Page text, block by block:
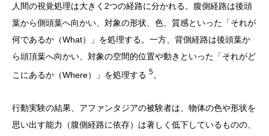
人間の視覚処理は大きく2つの経路に分かれる。腹側経路は後頭
葉から側頭葉へ向かい、対象の形状、色、質感といった「それが
何であるか（What）」を処理する。一方、背側経路は後頭葉か
ら頭頂葉へ向かい、対象の空間的位置や動きといった「それがど
こにあるか（Where）」を処理する 5。
行動実験の結果、アファンタジアの被験者は、物体の色や形状を
思い出す能力（腹側経路に依存）は著しく低下しているものの、